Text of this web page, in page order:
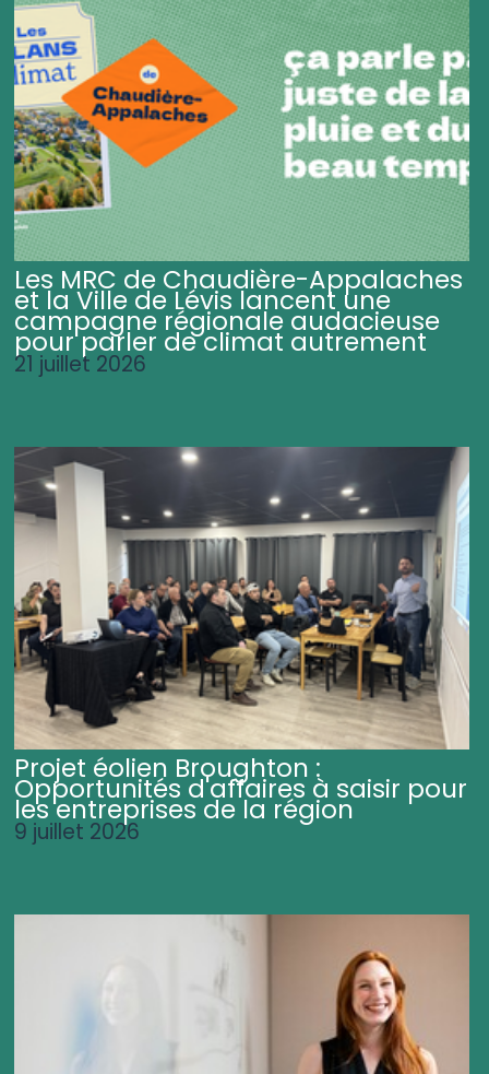
Les MRC de Chaudière-Appalaches
et la Ville de Lévis lancent une
campagne régionale audacieuse
pour parler de climat autrement
21 juillet 2026
Projet éolien Broughton :
Opportunités d'affaires à saisir pour
les entreprises de la région
9 juillet 2026